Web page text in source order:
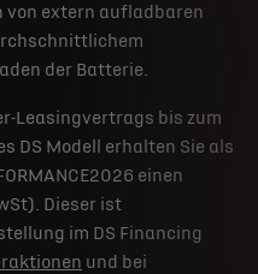
extern aufladbaren
der Batterie.
Leasingvertrags bis zum
DS Modell erhalten Sie als
einen
Dieser ist
im DS Financing
und bei